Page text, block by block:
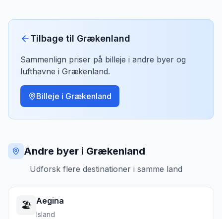
Tilbage til Grækenland
Sammenlign priser på billeje i andre byer og
lufthavne i Grækenland.
Billeje i Grækenland
Andre byer i Grækenland
Udforsk flere destinationer i samme land
🏖️ Aegina
Island